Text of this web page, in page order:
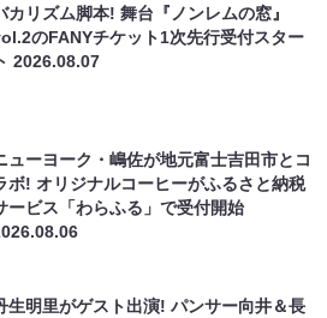
カリズム脚本! 舞台『ノンレムの窓』
のFANYチケット1次先行受付スター
2026.08.07
ューヨーク・嶋佐が地元富士吉田市とコ
ボ! オリジナルコーヒーがふるさと納税
ービス「わらふる」で受付開始
生明里がゲスト出演! パンサー向井＆長